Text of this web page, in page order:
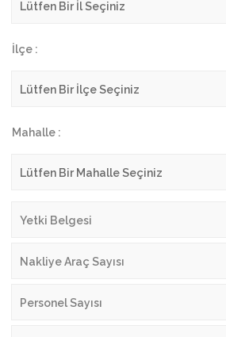
İlçe :
Mahalle :
Yetki Belgesi
Nakliye Araç Sayısı
Personel Sayısı